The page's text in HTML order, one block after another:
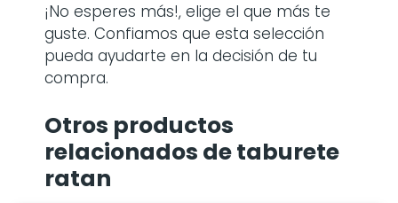
¡No esperes más!, elige el que más te
guste. Confiamos que esta selección
pueda ayudarte en la decisión de tu
compra.
Otros productos
relacionados de taburete
ratan